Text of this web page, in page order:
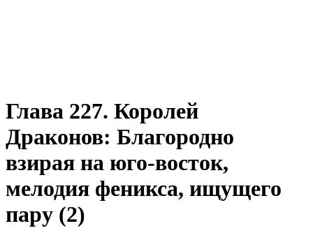
Глава 227. Королей
Драконов: Благородно
взирая на юго-восток,
мелодия феникса, ищущего
пару (2)